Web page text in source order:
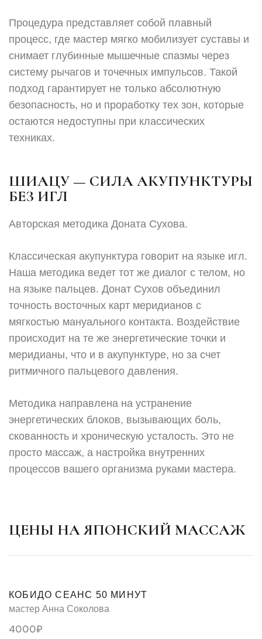
Процедура представляет собой плавный
процесс, где мастер мягко мобилизует суставы и
снимает глубинные мышечные спазмы через
систему рычагов и точечных импульсов. Такой
подход гарантирует не только абсолютную
безопасность, но и проработку тех зон, которые
остаются недоступны при классических
техниках.
ШИАЦУ — СИЛА АКУПУНКТУРЫ
БЕЗ ИГЛ
Авторская методика Доната Сухова.
Классическая акупунктура говорит на языке игл.
Наша методика ведет тот же диалог с телом, но
на языке пальцев. Донат Сухов объединил
точность восточных карт меридианов с
мягкостью мануального контакта. Воздействие
происходит на те же энергетические точки и
меридианы, что и в акупунктуре, но за счет
ритмичного пальцевого давления.
Методика направлена на устранение
энергетических блоков, вызывающих боль,
скованность и хроническую усталость. Это не
просто массаж, а настройка внутренних
процессов вашего организма руками мастера.
ЦЕНЫ НА ЯПОНСКИЙ МАССАЖ
КОБИДО СЕАНС 50 МИНУТ
мастер Анна Соколова
4000₽